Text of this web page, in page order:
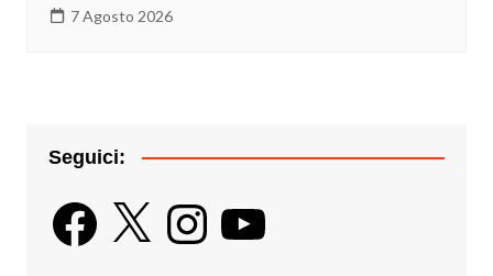
7 Agosto 2026
Seguici:
Facebook
X InstagramYouTube